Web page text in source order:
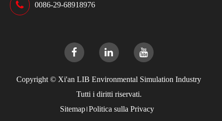
0086-29-68918976
Copyright © Xi'an LIB Environmental Simulation Industry
Tutti i diritti riservati.
Sitemap Politica sulla Privacy